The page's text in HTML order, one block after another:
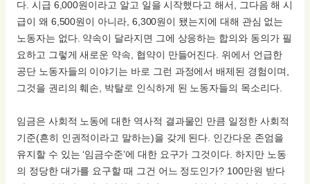
다. 시급 6,000원이라고 알고 일을 시작했다고 해서, 그다음 해 시
급이 왜 6,500원이 아니라, 6,300원이 됐는지에 대해 관심 없는
노동자는 없다. 약속이 달라지면 그에 상응하는 합의와 동의가 필
요하고 그렇게 새로운 약속, 협약이 만들어진다. 위에서 언급한
공단 노동자들의 이야기는 바로 그런 과정에서 배제된 경험이며,
그것을 권리의 훼손, 박탈로 인식하게 된 노동자들의 목소리다.
임금은 사회적 노동에 대한 역사적 결과물인 만큼 일정한 사회적
기준(흔히 인권적이라고 말하는)을 갖게 된다. 인간다운 존엄을
유지할 수 있는 ‘임금수준’에 대한 요구가 그것이다. 하지만 노동
의 정당한 대가를 요구할 때 그건 어느 정도인가? 100만원 받다